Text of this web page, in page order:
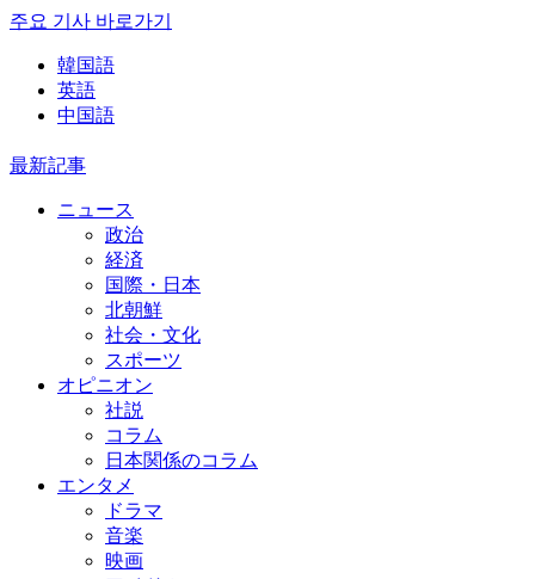
주요 기사 바로가기
韓国語
英語
中国語
最新記事
ニュース
政治
経済
国際・日本
北朝鮮
社会・文化
スポーツ
オピニオン
社説
コラム
日本関係のコラム
エンタメ
ドラマ
音楽
映画